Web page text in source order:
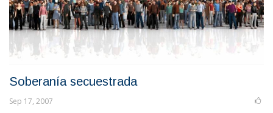
Soberanía secuestrada
Sep 17, 2007